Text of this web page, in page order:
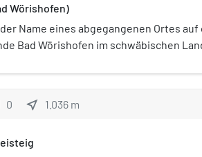
Wörishofen)
Name eines abgegangenen Ortes auf
Bad Wörishofen im schwäbischen
0 near_me 1.036 m